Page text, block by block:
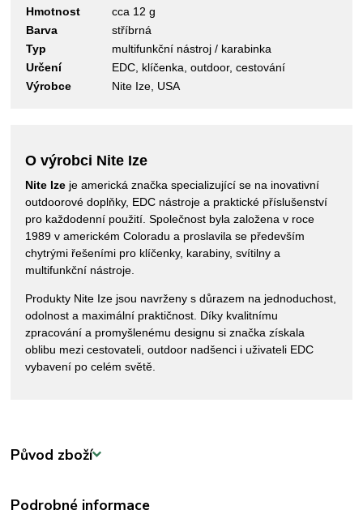
Hmotnost
cca 12 g
Barva
stříbrná
Typ
multifunkční nástroj / karabinka
Určení
EDC, klíčenka, outdoor, cestování
Výrobce
Nite Ize, USA
O výrobci Nite Ize
Nite Ize je americká značka specializující se na inovativní
outdoorové doplňky, EDC nástroje a praktické příslušenství
pro každodenní použití. Společnost byla založena v roce
1989 v americkém Coloradu a proslavila se především
chytrými řešeními pro klíčenky, karabiny, svítilny a
multifunkční nástroje.
Produkty Nite Ize jsou navrženy s důrazem na jednoduchost,
odolnost a maximální praktičnost. Díky kvalitnímu
zpracování a promyšlenému designu si značka získala
oblibu mezi cestovateli, outdoor nadšenci i uživateli EDC
vybavení po celém světě.
Původ zboží
Podrobné informace